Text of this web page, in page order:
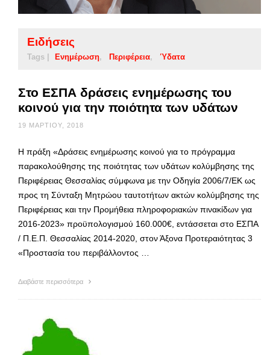
Ειδήσεις
Tags | Ενημέρωση Περιφέρεια Ύδατα
Στο ΕΣΠΑ δράσεις ενημέρωσης του
κοινού για την ποιότητα των υδάτων
19 ΜΑΡΤΊΟΥ, 2018
Η πράξη «Δράσεις ενημέρωσης κοινού για το πρόγραμμα
παρακολούθησης της ποιότητας των υδάτων κολύμβησης της
Περιφέρειας Θεσσαλίας σύμφωνα με την Οδηγία 2006/7/ΕΚ ως
προς τη Σύνταξη Μητρώου ταυτοτήτων ακτών κολύμβησης της
Περιφέρειας και την Προμήθεια πληροφοριακών πινακίδων για
2016-2023» προϋπολογισμού 160.000€, εντάσσεται στο ΕΣΠΑ
/ Π.Ε.Π. Θεσσαλίας 2014-2020, στον Άξονα Προτεραιότητας 3
«Προστασία του περιβάλλοντος …
Διαβάστε περισσότερα